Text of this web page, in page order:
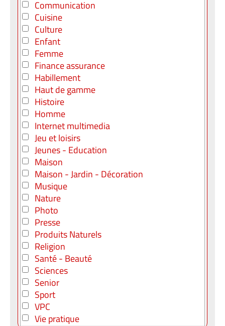
Communication
Cuisine
Culture
Enfant
Femme
Finance assurance
Habillement
Haut de gamme
Histoire
Homme
Internet multimedia
Jeu et loisirs
Jeunes - Education
Maison
Maison - Jardin - Décoration
Musique
Nature
Photo
Presse
Produits Naturels
Religion
Santé - Beauté
Sciences
Senior
Sport
VPC
Vie pratique